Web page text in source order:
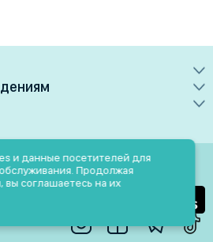
разрешено только при
на источник
и данные посетителей для
Продолжая
вы соглашаетесь на их